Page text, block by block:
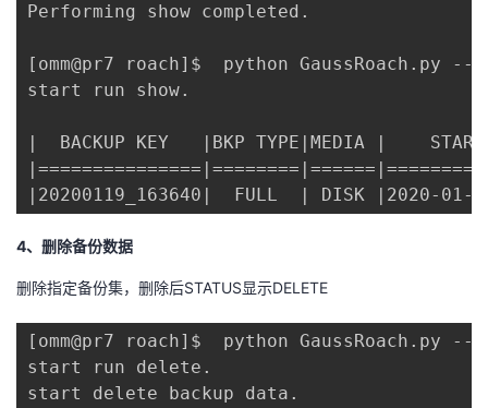
Performing show completed.
[omm@pr7 roach]$  python
start run show.
|  BACKUP KEY   |BKP TYPE|MEDIA |
|20200119_163640|  FULL  | DISK |2020-
4、删除备份数据
删除指定备份集，删除后STATUS显示DELETE
[omm@pr7 roach]$  python
start run delete.
start delete backup data.